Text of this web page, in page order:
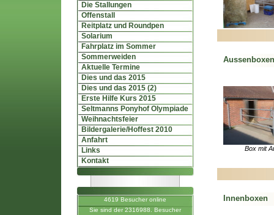
Die Stallungen
Offenstall
Reitplatz und Roundpen
Solarium
Fahrplatz im Sommer
Sommerweiden
Aktuelle Termine
Dies und das 2015
Dies und das 2015 (2)
Erste Hilfe Kurs 2015
Seltmanns Ponyhof Olympiade
Weihnachtsfeier
Bildergalerie/Hoffest 2010
Anfahrt
Links
Kontakt
4619 Besucher online
Sie sind der 2316988. Besucher
Aussenboxen
Box mit
Innenboxen